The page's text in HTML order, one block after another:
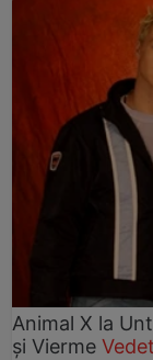
Animal X la
și Vierme